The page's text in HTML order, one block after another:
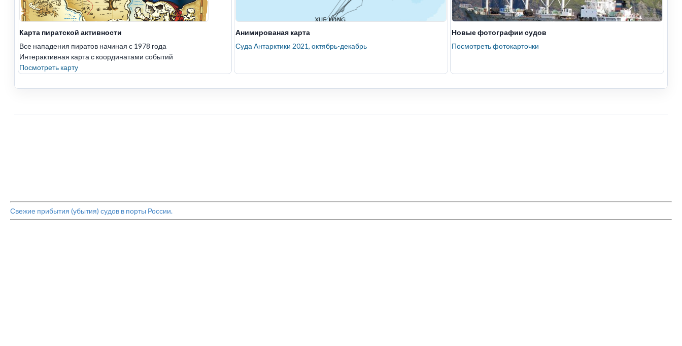
Карта пиратской активности
Все нападения пиратов начиная с 1978 года
Интерактивная карта с координатами событий
Посмотреть карту
Анимированая карта
Суда Антарктики 2021, октябрь-декабрь
Новые фотографии судов
Посмотреть фотокарточки
Свежие прибытия (убытия) судов в порты России.